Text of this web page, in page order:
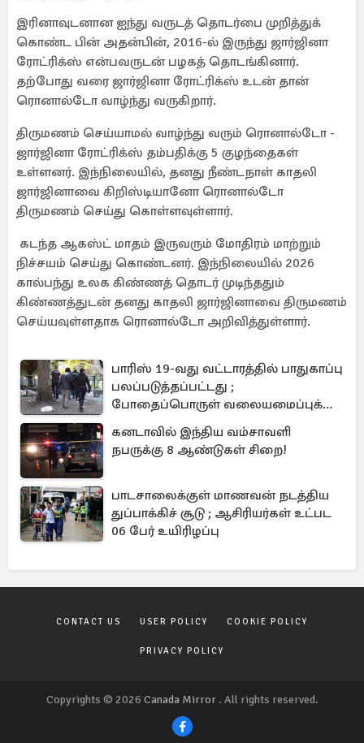
இரினாவுடனான ஐந்து வருடத் தொடர்பை முறித்துக்
கொண்ட பின் அதன்பின், 2016-ல் இருந்து ஜார்ஜினா
ரோட்ரிக்ஸ் என்பவருடன் பழகத் தொடங்கினார்.
தற்போது வரை ஜார்ஜினா ரோட்ரிக்ஸ் உடன் தான்
ரொனால்டோ வாழ்ந்து வருகிறார்.
திருமணம் செய்யாமல் வாழ்ந்து வரும் ரொனால்டோ -
ஜார்ஜினா ரோட்ரிக்ஸ் தம்பதிக்கு 5 குழந்தைகள்
உள்ளனர். இந்நிலையில், தனது நீண்டநாள் காதலி
ஜார்ஜினாவை கிறிஸ்டியானோ ரொனால்டோ
திருமணம் செய்து கொள்ளவுள்ளார்.
கடந்த ஆகஸ்ட் மாதம் இருவரும் மோதிரம் மாற்றும்
நிச்சயம் செய்து கொண்டனர். இந்நிலையில் 2026
கால்பந்து உலக கிண்ணத் தொடர் முடிந்ததும்
கிண்ணத்துடன் தனது காதலி ஜார்ஜினாவை திருமணம்
செய்யவுள்ளதாக ரொனால்டோ அறிவித்துள்ளார்.
பாரிஸ் 19-வது வட்டாரத்தில் பாதுகாப்பு
பலப்படுத்தப்பட்டது ;
போதைப்பொருள் வலையமைப்புக்கு
கடும் அடி
கனடாவில் இந்திய வம்சாவளி
நபருக்கு 8 ஆண்டுகள் சிறை!
பாடசாலைக்குள் மாணவன் நடத்திய
துப்பாக்கிச் சூடு ; ஆசிரியர்கள் உட்பட
06 பேர் உயிரிழப்பு
CONTACT US USER POLICY COOKIE POLICY
PRIVACY POLICY
Copyrights © 2026 Canada Mirror. All rights reserved.